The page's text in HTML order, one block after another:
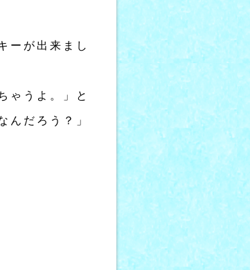
ーが出来まし
ゃうよ。」と
んだろう？」